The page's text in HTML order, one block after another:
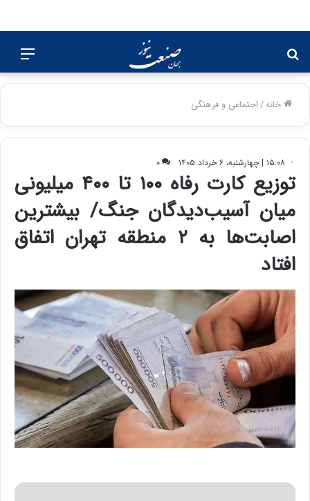
برای
خانه/اجتماعی و فرهنگی
۱۵:۰۸ | چهارشنبه، ۶ خرداد ۱۴۰۵ ۰
توزیع کارت رفاه ۱۰۰ تا ۴۰۰ میلیونی
میان آسیب‌دیدگان جنگ/ بیشترین
اصابت‌ها به ۲ منطقه تهران اتفاق
افتاد